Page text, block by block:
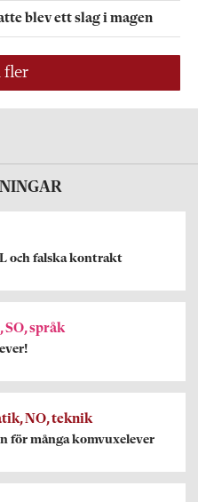
blev ett slag i magen
fler
och falska kontrakt
SO, språk
NO, teknik
för många komvuxelever